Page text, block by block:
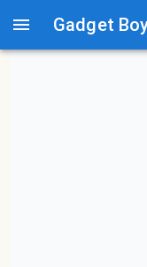
Gadget